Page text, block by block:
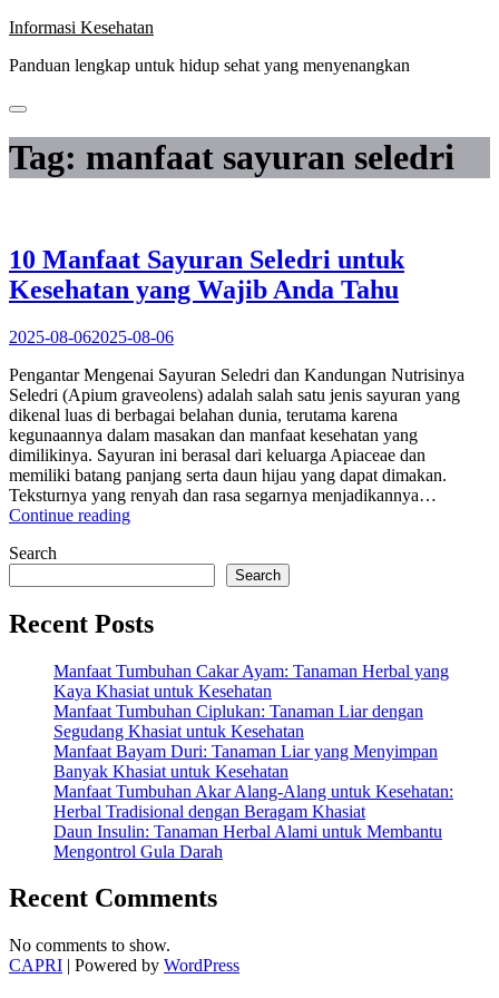
Skip
content
Informasi Kesehatan
Panduan lengkap untuk hidup sehat yang menyenangkan
Tag: manfaat sayuran seledri
10 Manfaat Sayuran Seledri untuk
Kesehatan yang Wajib Anda Tahu
2025-08-062025-08-06
Pengantar Mengenai Sayuran Seledri dan Kandungan Nutrisinya
Seledri (Apium graveolens) adalah salah satu jenis sayuran yang
dikenal luas di berbagai belahan dunia, terutama karena
kegunaannya dalam masakan dan manfaat kesehatan yang
dimilikinya. Sayuran ini berasal dari keluarga Apiaceae dan
memiliki batang panjang serta daun hijau yang dapat dimakan.
Teksturnya yang renyah dan rasa segarnya menjadikannya…
Continue reading“10
Kesehatan
yang
Anda
Tahu”
Search
Search
Recent Posts
Manfaat Tumbuhan Cakar Ayam: Tanaman Herbal yang
Kaya Khasiat untuk Kesehatan
Manfaat Tumbuhan Ciplukan: Tanaman Liar dengan
Segudang Khasiat untuk Kesehatan
Manfaat Bayam Duri: Tanaman Liar yang Menyimpan
Banyak Khasiat untuk Kesehatan
Manfaat Tumbuhan Akar Alang-Alang untuk Kesehatan:
Herbal Tradisional dengan Beragam Khasiat
Daun Insulin: Tanaman Herbal Alami untuk Membantu
Mengontrol Gula Darah
Recent Comments
No comments to show.
CAPRI | Powered by WordPress